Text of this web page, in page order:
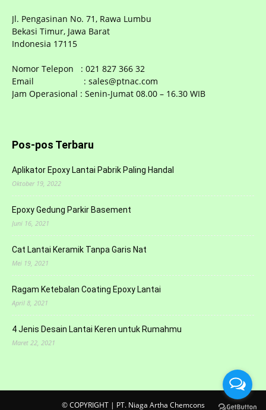
Jl. Pengasinan No. 71, Rawa Lumbu
Bekasi Timur, Jawa Barat
Indonesia 17115
Nomor Telepon : 021 827 366 32
Email : sales@ptnac.com
Jam Operasional : Senin-Jumat 08.00 – 16.30 WIB
Pos-pos Terbaru
Aplikator Epoxy Lantai Pabrik Paling Handal
Oktober 19, 2022
Epoxy Gedung Parkir Basement
Juni 16, 2021
Cat Lantai Keramik Tanpa Garis Nat
Mei 19, 2021
Ragam Ketebalan Coating Epoxy Lantai
April 8, 2021
4 Jenis Desain Lantai Keren untuk Rumahmu
Maret 22, 2021
© COPYRIGHT | PT. Niaga Artha Chemcons